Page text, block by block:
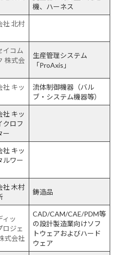
機、ハーネス
社 北村
イコム
株式会
生産管理システム
「ProAxis」
社 キッ
流体制御機器（バル
ブ・システム機器等）
社 キッ
クロフ
ー
社 キッ
ルワー
社 木村
鋳造品
ィッ
ロジェ
式会社
CAD/CAM/CAE/PDM等
の設計製造業向けソフ
トウェアおよびハード
ウェア